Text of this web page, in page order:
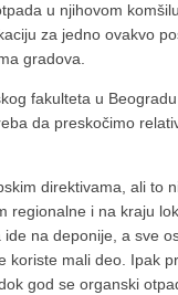
u njihovom
za jedno ovakvo
gradova.
fakulteta u
da preskočimo
direktivama, ali to
regionalne i na kraju
na deponije, a sve
koriste mali deo. Ipak
god se organski